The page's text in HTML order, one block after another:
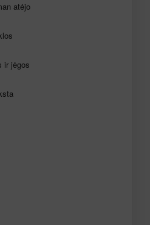
atėjo
ir jėgos